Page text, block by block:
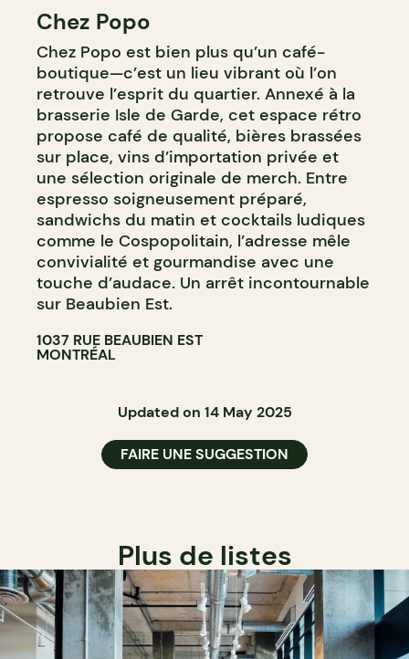
CRÈME GLACÉE
Chez Popo
Chez Popo est bien plus qu’un café-
boutique—c’est un lieu vibrant où l’on
retrouve l’esprit du quartier. Annexé à la
brasserie Isle de Garde, cet espace rétro
propose café de qualité, bières brassées
sur place, vins d’importation privée et
une sélection originale de merch. Entre
espresso soigneusement préparé,
sandwichs du matin et cocktails ludiques
comme le Cospopolitain, l’adresse mêle
convivialité et gourmandise avec une
touche d’audace. Un arrêt incontournable
sur Beaubien Est.
1037 RUE BEAUBIEN EST
MONTRÉAL
Updated on 14 May 2025
FAIRE UNE SUGGESTION
Plus de listes